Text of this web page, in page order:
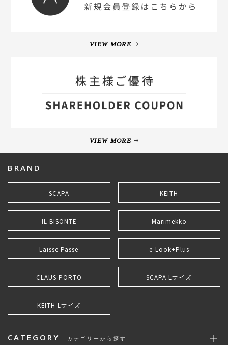
VIEW MORE
VIEW MORE
BRAND
SCAPA KEITH
IL BISONTE Marimekko
Laisse Passe e-Look+Plus
CLAUS PORTO SCAPA Lサイズ
KEITH Lサイズ
CATEGORY カテゴリーから探す